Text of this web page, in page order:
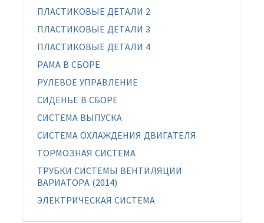
ПЛАСТИКОВЫЕ ДЕТАЛИ 2
ПЛАСТИКОВЫЕ ДЕТАЛИ 3
ПЛАСТИКОВЫЕ ДЕТАЛИ 4
РАМА В СБОРЕ
РУЛЕВОЕ УПРАВЛЕНИЕ
СИДЕНЬЕ В СБОРЕ
СИСТЕМА ВЫПУСКА
СИСТЕМА ОХЛАЖДЕНИЯ ДВИГАТЕЛЯ
ТОРМОЗНАЯ СИСТЕМА
ТРУБКИ СИСТЕМЫ ВЕНТИЛЯЦИИ
ВАРИАТОРА (2014)
ЭЛЕКТРИЧЕСКАЯ СИСТЕМА